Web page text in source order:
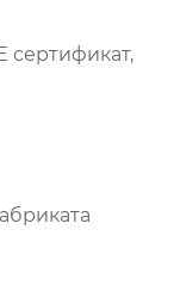
сертификат,